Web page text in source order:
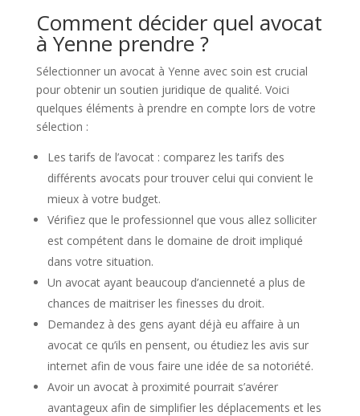
Comment décider quel avocat
à Yenne prendre ?
Sélectionner un avocat à Yenne avec soin est crucial
pour obtenir un soutien juridique de qualité. Voici
quelques éléments à prendre en compte lors de votre
sélection :
Les tarifs de l’avocat : comparez les tarifs des
différents avocats pour trouver celui qui convient le
mieux à votre budget.
Vérifiez que le professionnel que vous allez solliciter
est compétent dans le domaine de droit impliqué
dans votre situation.
Un avocat ayant beaucoup d’ancienneté a plus de
chances de maitriser les finesses du droit.
Demandez à des gens ayant déjà eu affaire à un
avocat ce qu’ils en pensent, ou étudiez les avis sur
internet afin de vous faire une idée de sa notoriété.
Avoir un avocat à proximité pourrait s’avérer
avantageux afin de simplifier les déplacements et les